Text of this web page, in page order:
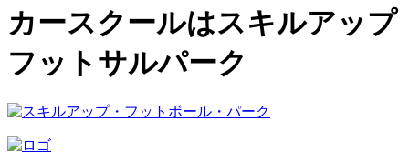
カースクールはスキルアップ
フットサルパーク